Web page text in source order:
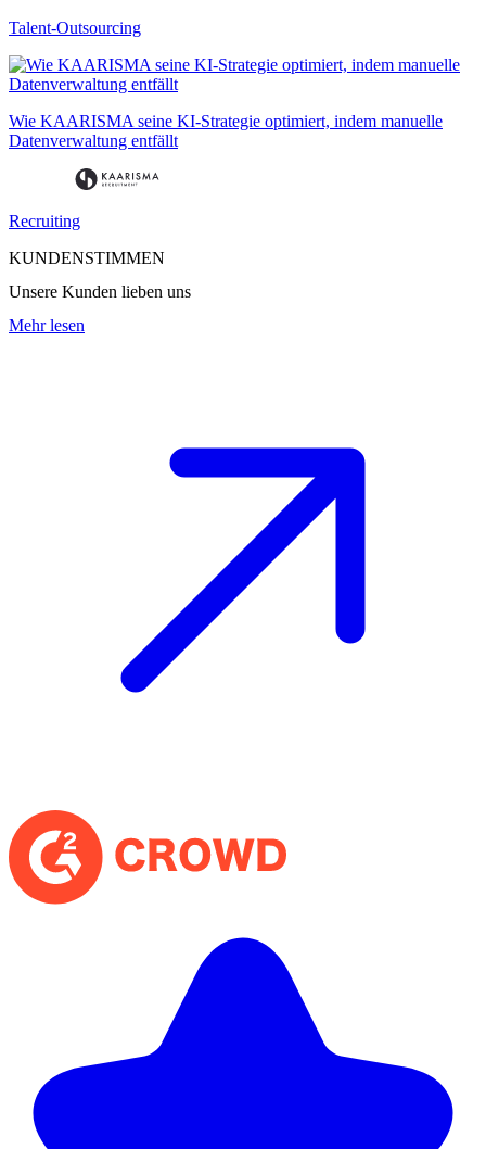
Talent-Outsourcing
Wie KAARISMA seine KI-Strategie optimiert, indem manuelle
Datenverwaltung entfällt
Recruiting
KUNDENSTIMMEN
Unsere Kunden lieben uns
Mehr lesen